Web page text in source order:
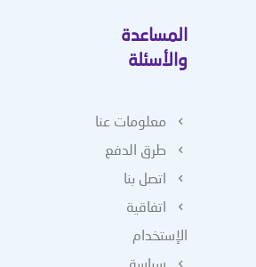
المساعدة
والأسئلة
معلومات عنا
طرق الدفع
اتصل بنا
اتفاقية
الإستخدام
سياسة